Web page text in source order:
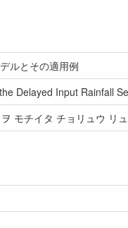
ルとその適用例
Delayed Input Rainfall
モチイタ チョリュウ リ